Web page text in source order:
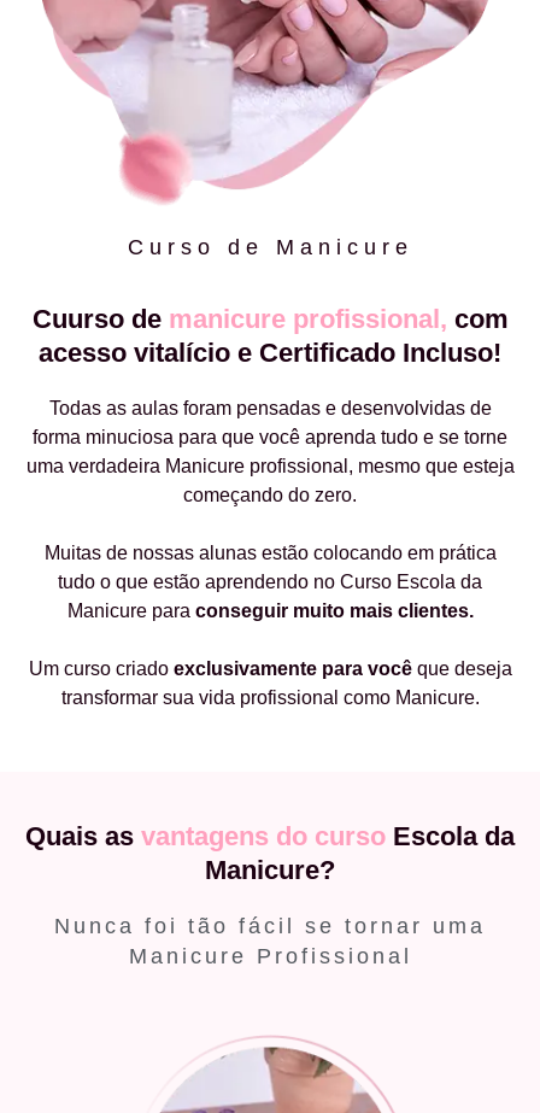
Curso de Manicure
Cuurso de manicure profissional, com
acesso vitalício e Certificado Incluso!
Todas as aulas foram pensadas e desenvolvidas de
forma minuciosa para que você aprenda tudo e se torne
uma verdadeira Manicure profissional, mesmo que esteja
começando do zero.
Muitas de nossas alunas estão colocando em prática
tudo o que estão aprendendo no Curso Escola da
Manicure para conseguir muito mais clientes.
Um curso criado exclusivamente para vocêque deseja
transformar sua vida profissional como Manicure.
Quais as vantagens do curso Escola da
Manicure?
Nunca foi tão fácil se tornar uma
Manicure Profissional